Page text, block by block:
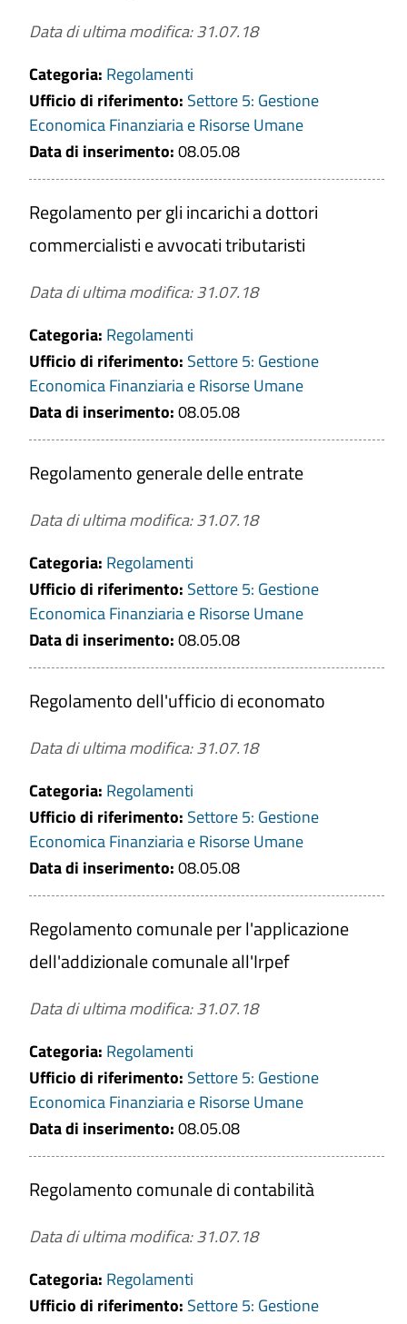
Data di ultima modifica: 31.07.18
Categoria: Regolamenti
Ufficio di riferimento: Settore 5: Gestione
Economica Finanziaria e Risorse Umane
Data di inserimento:08.05.08
Regolamento per gli incarichi a dottori
commercialisti e avvocati tributaristi
Data di ultima modifica: 31.07.18
Categoria: Regolamenti
Ufficio di riferimento: Settore 5: Gestione
Economica Finanziaria e Risorse Umane
Data di inserimento:08.05.08
Regolamento generale delle entrate
Data di ultima modifica: 31.07.18
Categoria: Regolamenti
Ufficio di riferimento: Settore 5: Gestione
Economica Finanziaria e Risorse Umane
Data di inserimento:08.05.08
Regolamento dell'ufficio di economato
Data di ultima modifica: 31.07.18
Categoria: Regolamenti
Ufficio di riferimento: Settore 5: Gestione
Economica Finanziaria e Risorse Umane
Data di inserimento:08.05.08
Regolamento comunale per l'applicazione
dell'addizionale comunale all'Irpef
Data di ultima modifica: 31.07.18
Categoria: Regolamenti
Ufficio di riferimento: Settore 5: Gestione
Economica Finanziaria e Risorse Umane
Data di inserimento:08.05.08
Regolamento comunale di contabilità
Data di ultima modifica: 31.07.18
Categoria: Regolamenti
Ufficio di riferimento: Settore 5: Gestione